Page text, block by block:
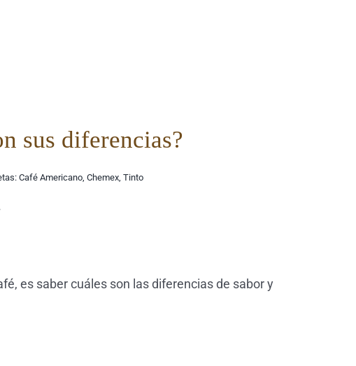
sus diferencias?
Café Americano ,Chemex ,Tinto
es saber cuáles son las diferencias de sabor y